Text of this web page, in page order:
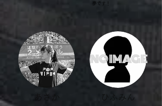
​夢です！
NO IMAGE
​ひふみん